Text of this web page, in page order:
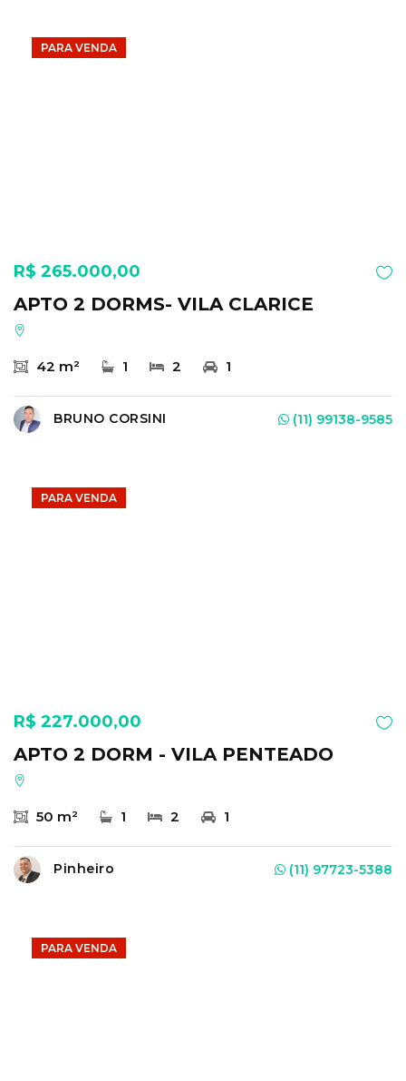
PARA VENDA
R$ 265.000,00
APTO 2 DORMS- VILA CLARICE
42 m² 1 2 1
BRUNO CORSINI (11) 99138-9585
PARA VENDA
R$ 227.000,00
APTO 2 DORM - VILA PENTEADO
50 m² 1 2 1
Pinheiro (11) 97723-5388
PARA VENDA